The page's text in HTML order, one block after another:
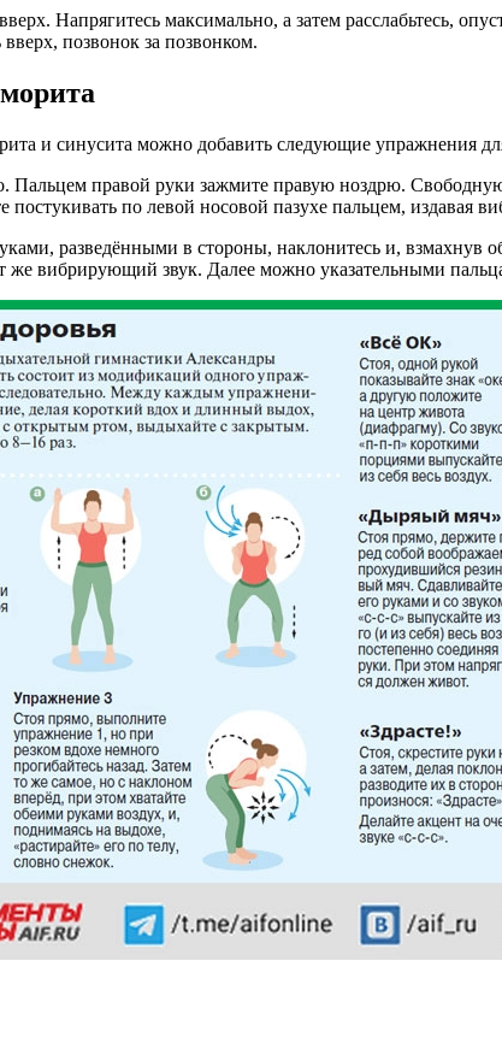
Напрягитесь максимально, а затем расслабьтесь,
позвонок за позвонком.
и синусита можно добавить следующие упражнения
Пальцем правой руки зажмите правую ноздрю.
постукивать по левой носовой пазухе пальцем,
разведёнными в стороны, наклонитесь и, взмахнув
же вибрирующий звук. Далее можно указательными